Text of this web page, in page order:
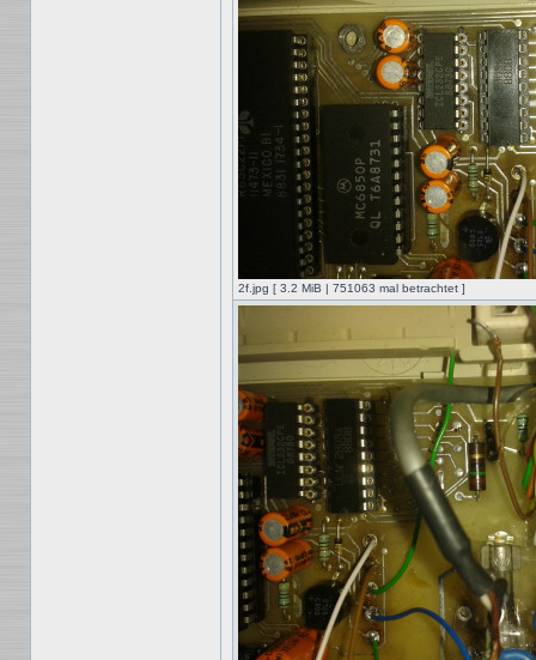
2f.jpg [ 3.2 MiB | 751063 mal betrachtet ]